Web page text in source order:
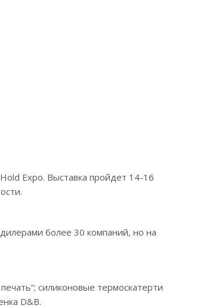
Expo. Выставка пройдет 14-16
более 30 компаний, но на
силиконовые термоскатерти
D&B.